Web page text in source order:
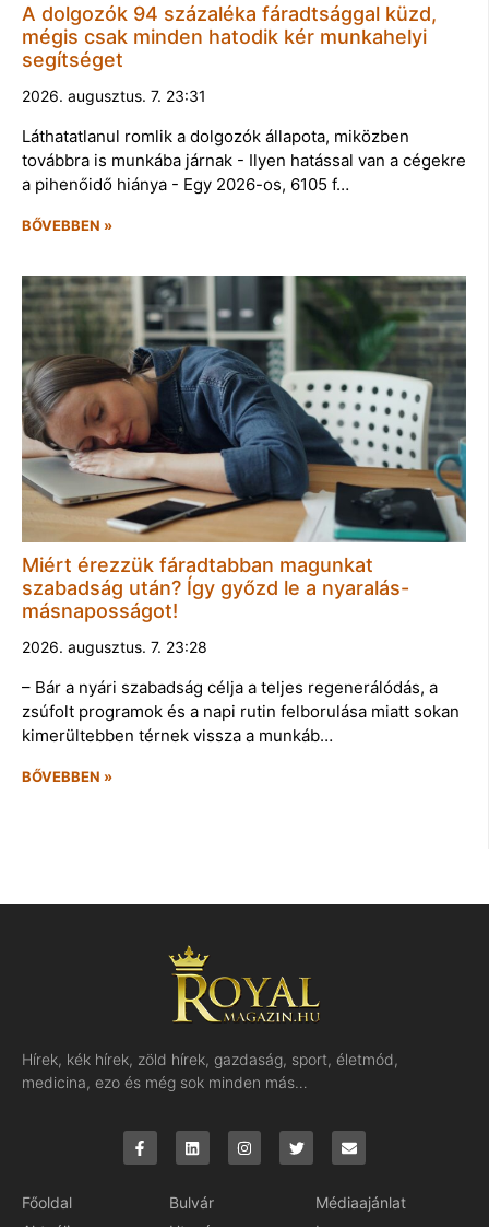
A dolgozók 94 százaléka fáradtsággal küzd,
mégis csak minden hatodik kér munkahelyi
segítséget
2026. augusztus. 7. 23:31
Láthatatlanul romlik a dolgozók állapota, miközben
továbbra is munkába járnak - Ilyen hatással van a cégekre
a pihenőidő hiánya - Egy 2026-os, 6105 f…
BŐVEBBEN »
Miért érezzük fáradtabban magunkat
szabadság után? Így győzd le a nyaralás-
másnaposságot!
2026. augusztus. 7. 23:28
– Bár a nyári szabadság célja a teljes regenerálódás, a
zsúfolt programok és a napi rutin felborulása miatt sokan
kimerültebben térnek vissza a munkáb…
BŐVEBBEN »
Hírek, kék hírek, zöld hírek, gazdaság, sport, életmód,
medicina, ezo és még sok minden más…
Főoldal
Bulvár
Médiaajánlat